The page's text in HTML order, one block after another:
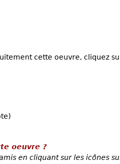
cette oeuvre, cliquez
oeuvre ?
en cliquant sur les icônes